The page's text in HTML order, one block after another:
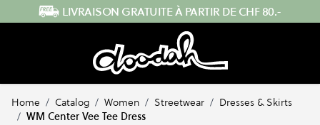
Skip to Content ENVOI RAPIDE DEPUIS LA SUISSE
Home / Catalog / Women / Streetwear / Dresses & Skirts
/ WM Center Vee Tee Dress